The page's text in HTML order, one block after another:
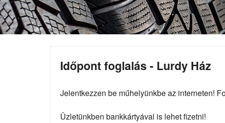
Időpont foglalás - Lurdy Ház
Jelentkezzen be műhelyünkbe az interneten!
Üzletünkben bankkártyával is lehet fizetni!